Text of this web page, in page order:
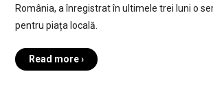
România, a înregistrat în ultimele trei luni o
pentru piața locală.
Read more ›